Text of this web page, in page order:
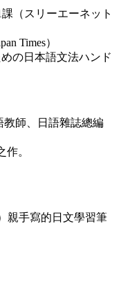
（スリーエーネット
Times）
の日本語文法ハンド
教師、日語雜誌總編
。
親手寫的日文學習筆